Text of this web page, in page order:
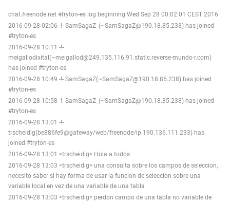
chat.freenode.net #tryton-es log beginning Wed Sep 28 00:02:01 CEST 2016
2016-09-28 02:06 -!- SamSagaZ_(~SamSagaZ@190.18.85.238) has joined
#tryton-es
2016-09-28 10:11 -!-
meigallodixital(~meigallod@249.135.116.91.static.reverse-mundo-r.com)
has joined #tryton-es
2016-09-28 10:49 -!- SamSagaZ(~SamSagaZ@190.18.85.238) has joined
#tryton-es
2016-09-28 10:58 -!- SamSagaZ_(~SamSagaZ@190.18.85.238) has joined
#tryton-es
2016-09-28 13:01 -!-
trscheidig(be886fe9@gateway/web/freenode/ip.190.136.111.233) has
joined #tryton-es
2016-09-28 13:01 <trscheidig> Hola a todos
2016-09-28 13:03 <trscheidig> una consulta sobre los campos de seleccion,
necesito saber si hay forma de usar la funcion de seleccion sobre una
variable local en vez de una variable de una tabla
2016-09-28 13:03 <trscheidig> perdon campo de una tabla no variable de